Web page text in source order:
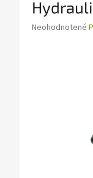
Priemerné
Neohodnotené